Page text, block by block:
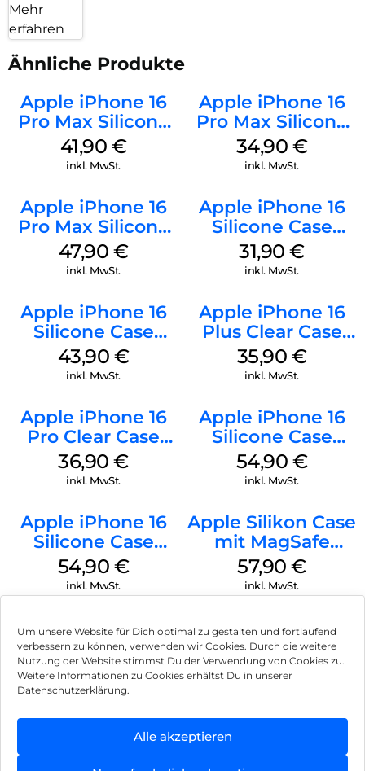
Um unsere Website für Dich optimal zu gestalten und fortlaufend
verbessern zu können, verwenden wir Cookies. Durch die weitere
Nutzung der Website stimmst Du der Verwendung von Cookies zu.
Weitere Informationen zu Cookies erhältst Du in unserer
Datenschutzerklärung.
Alle akzeptieren
Mehr
erfahren
Ähnliche Produkte
Apple iPhone 16
Pro Max Silicone
Case MagSafe
Ultramarine
41,90 €
inkl. MwSt.
Apple iPhone 16
Pro Max Silicone
Case MagSafe
Denim
34,90 €
inkl. MwSt.
Apple iPhone 16
Pro Max Silicone
Case MagSafe
Black
47,90 €
inkl. MwSt.
Apple iPhone 16
Silicone Case
MagSafe Fuchsia
31,90€
inkl. MwSt.
Apple iPhone 16
Silicone Case
MagSafe Plum
43,90 €
inkl. MwSt.
Apple iPhone 16
Plus Clear Case
MagSafe
Transparent
35,90 €
inkl. MwSt.
Apple iPhone 16
Pro Clear Case
MagSafe
Transparent
36,90€
inkl. MwSt.
Apple iPhone 16
Silicone Case
MagSafe Black
54,90 €
inkl. MwSt.
Apple iPhone 16
Silicone Case
MagSafe Lake
Green
54,90 €
inkl. MwSt.
Apple Silikon Case
mit MagSafe
iPhone 14 Pro
(PRODUCT)RED
57,90€
inkl. MwSt.
Impressum